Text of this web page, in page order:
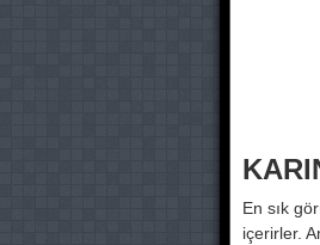
En sık
içerirler.